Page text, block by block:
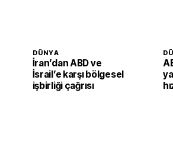
DÜNYA
İran’dan ABD ve
İsrail’e karşı bölgesel
işbirliği çağrısı